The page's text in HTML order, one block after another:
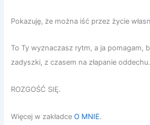
Pokazuję, że można iść przez życie
To Ty wyznaczasz rytm, a ja pomagam,
zadyszki, z czasem na złapanie oddechu.
ROZGOŚĆ SIĘ.
Więcej w zakładceO MNIE.